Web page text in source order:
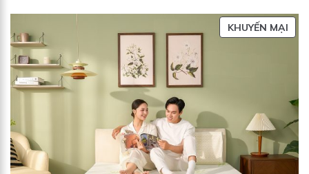
KHUYẾN MẠIS
Ả
Ẩ
M
A
N